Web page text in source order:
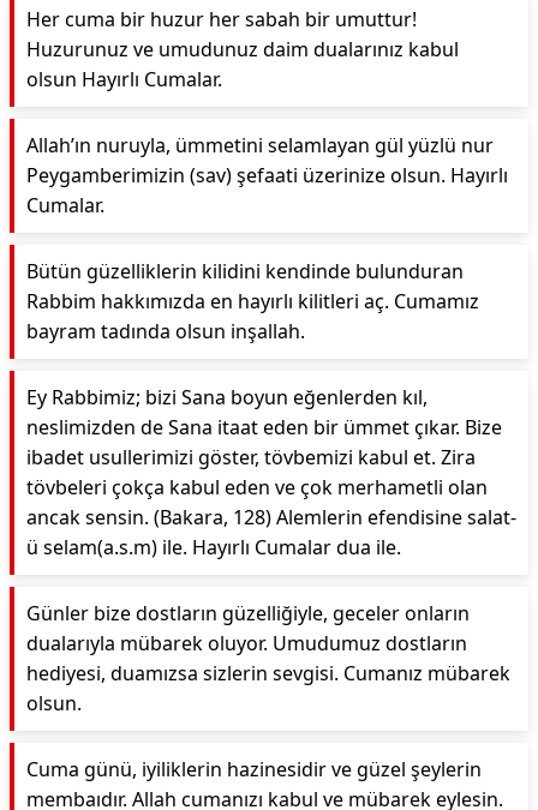
Her cuma bir huzur her sabah bir umuttur!
Huzurunuz ve umudunuz daim dualarınız kabul
olsun Hayırlı Cumalar.
Allah’ın nuruyla, ümmetini selamlayan gül yüzlü nur
Peygamberimizin (sav) şefaati üzerinize olsun. Hayırlı
Cumalar.
Bütün güzelliklerin kilidini kendinde bulunduran
Rabbim hakkımızda en hayırlı kilitleri aç. Cumamız
bayram tadında olsun inşallah.
Ey Rabbimiz; bizi Sana boyun eğenlerden kıl,
neslimizden de Sana itaat eden bir ümmet çıkar. Bize
ibadet usullerimizi göster, tövbemizi kabul et. Zira
tövbeleri çokça kabul eden ve çok merhametli olan
ancak sensin. (Bakara, 128) Alemlerin efendisine salat-
ü selam(a.s.m) ile. Hayırlı Cumalar dua ile.
Günler bize dostların güzelliğiyle, geceler onların
dualarıyla mübarek oluyor. Umudumuz dostların
hediyesi, duamızsa sizlerin sevgisi. Cumanız mübarek
olsun.
Cuma günü, iyiliklerin hazinesidir ve güzel şeylerin
membaıdır. Allah cumanızı kabul ve mübarek eylesin.